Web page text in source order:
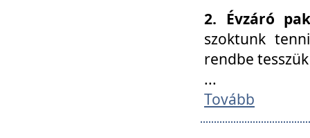
2. Évzáró
szoktunk
rendbe
...
Tovább